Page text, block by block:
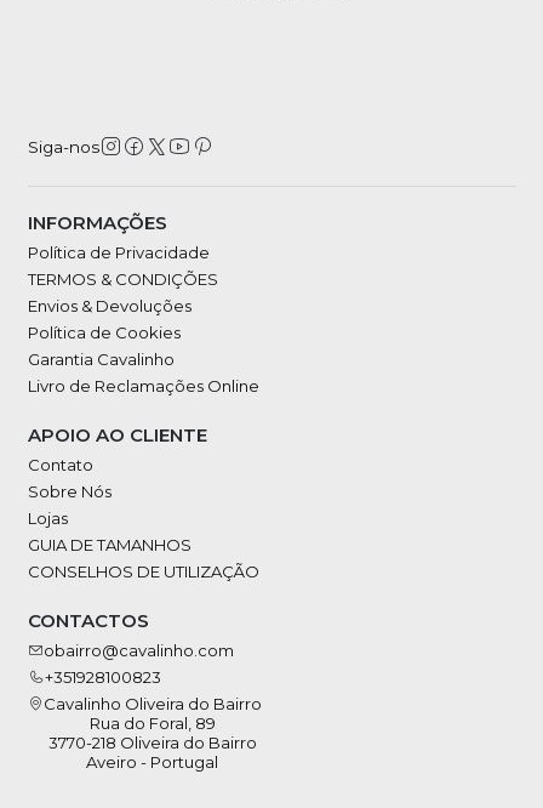
Siga-nos
INFORMAÇÕES
Política de Privacidade
TERMOS & CONDIÇÕES
Envios & Devoluções
Política de Cookies
Garantia Cavalinho
Livro de Reclamações Online
APOIO AO CLIENTE
Contato
Sobre Nós
Lojas
GUIA DE TAMANHOS
CONSELHOS DE UTILIZAÇÃO
CONTACTOS
obairro@cavalinho.com
+351928100823
Cavalinho Oliveira do Bairro
Rua do Foral, 89
3770-218 Oliveira do Bairro
Aveiro - Portugal